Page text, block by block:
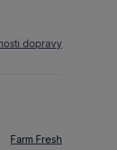
dopravy
Farm Fresh